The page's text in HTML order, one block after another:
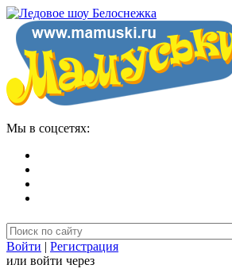
Мы в соцсетях:
Войти | Регистрация
или войти через